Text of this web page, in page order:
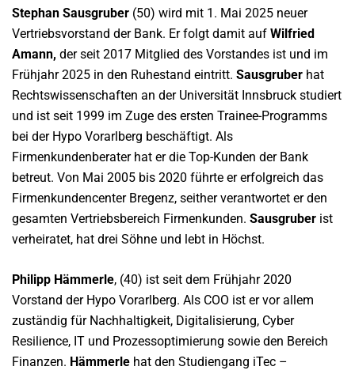
Stephan Sausgruber (50) wird mit 1. Mai 2025 neuer
Vertriebsvorstand der Bank. Er folgt damit auf Wilfried
Amann, der seit 2017 Mitglied des Vorstandes ist und im
Frühjahr 2025 in den Ruhestand eintritt. Sausgruber hat
Rechtswissenschaften an der Universität Innsbruck studiert
und ist seit 1999 im Zuge des ersten Trainee-Programms
bei der Hypo Vorarlberg beschäftigt. Als
Firmenkundenberater hat er die Top-Kunden der Bank
betreut. Von Mai 2005 bis 2020 führte er erfolgreich das
Firmenkundencenter Bregenz, seither verantwortet er den
gesamten Vertriebsbereich Firmenkunden. Sausgruber ist
verheiratet, hat drei Söhne und lebt in Höchst.
Philipp Hämmerle, (40) ist seit dem Frühjahr 2020
Vorstand der Hypo Vorarlberg. Als COO ist er vor allem
zuständig für Nachhaltigkeit, Digitalisierung, Cyber
Resilience, IT und Prozessoptimierung sowie den Bereich
Finanzen. Hämmerle hat den Studiengang iTec –